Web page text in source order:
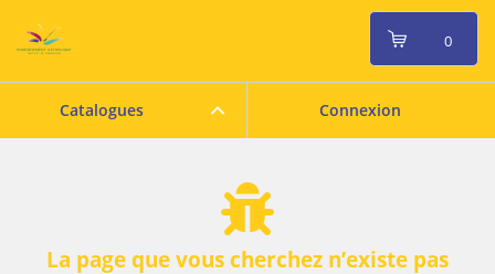
Catalogues Connexion
0
La page que vous cherchez n’existe pas